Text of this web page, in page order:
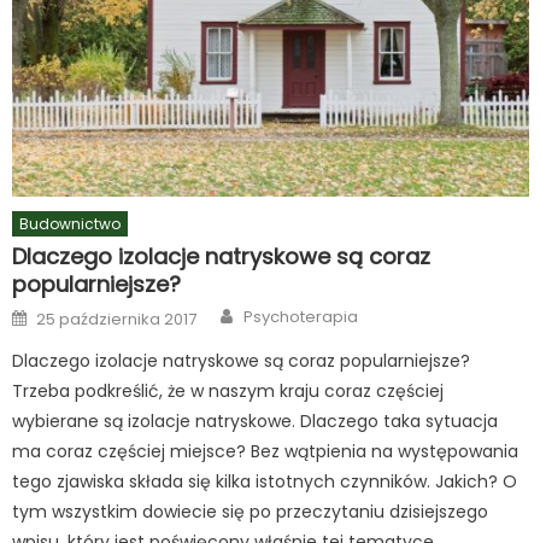
Budownictwo
Dlaczego izolacje natryskowe są coraz
popularniejsze?
Posted
on
25 października 2017 Author
Psychoterapia
Dlaczego izolacje natryskowe są coraz popularniejsze?
Trzeba podkreślić, że w naszym kraju coraz częściej
wybierane są izolacje natryskowe. Dlaczego taka sytuacja
ma coraz częściej miejsce? Bez wątpienia na występowania
tego zjawiska składa się kilka istotnych czynników. Jakich? O
tym wszystkim dowiecie się po przeczytaniu dzisiejszego